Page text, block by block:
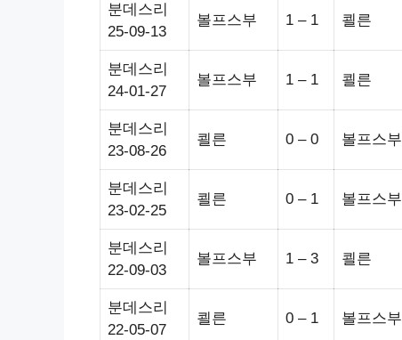
분데스리
25-09-13
볼프스부 1 – 1 쾰른
분데스리
24-01-27
볼프스부 1 – 1 쾰른
분데스리
23-08-26
쾰른 0 – 0 볼프스부
분데스리
23-02-25
쾰른 0 – 1 볼프스부
분데스리
22-09-03
볼프스부 1 – 3 쾰른
분데스리
22-05-07
쾰른 0 – 1 볼프스부